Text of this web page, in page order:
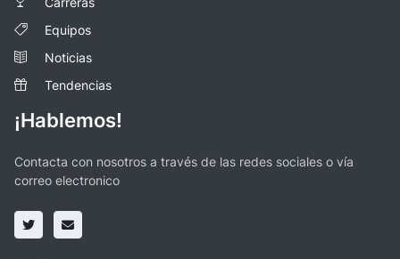
Equipos
Noticias
Tendencias
¡Hablemos!
Contacta con nosotros a través de las redes sociales o vía
correo electronico